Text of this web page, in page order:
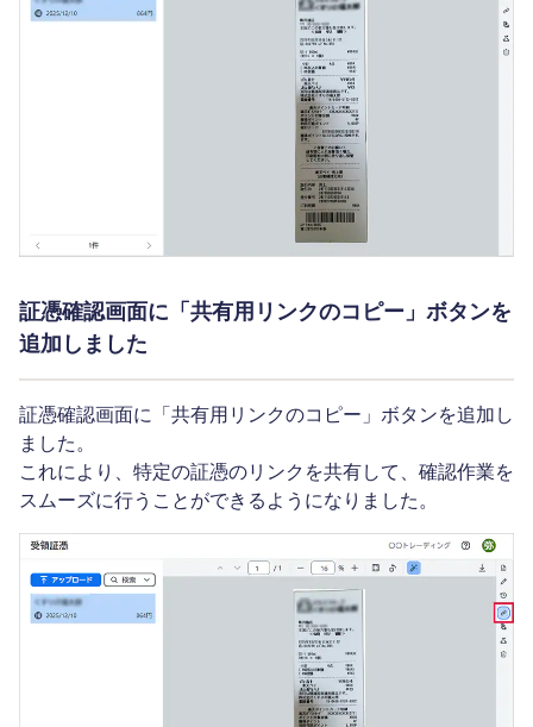
証憑確認画面に「共有用リンクのコピー」ボタンを
追加しました
証憑確認画面に「共有用リンクのコピー」ボタンを追加し
ました。
これにより、特定の証憑のリンクを共有して、確認作業を
スムーズに行うことができるようになりました。